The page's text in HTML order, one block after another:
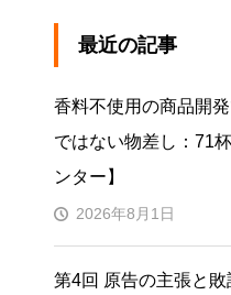
最近の記事
香料不使用の商品開
ではない物差し：71
ンター】
2026年8月1日
第4回 原告の主張と